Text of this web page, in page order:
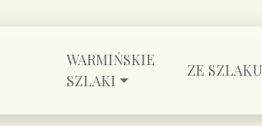
WARMIŃSKIE
SZLAKI
ZE SZLAKU